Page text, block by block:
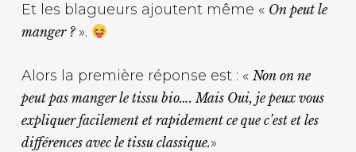
Et les blagueurs ajoutent même « On peut le
manger ?».
Alors la première réponse est : « Non on ne
peut pas manger le tissu bio…. Mais Oui, je peux vous
expliquer facilement et rapidement ce que c’est et les
différences avec le tissu classique.»